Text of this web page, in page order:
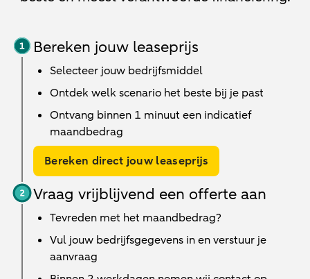
Bereken jouw leaseprijs
Selecteer jouw bedrijfsmiddel
Ontdek welk scenario het beste bij je past
Ontvang binnen 1 minuut een indicatief
maandbedrag
Bereken direct jouw leaseprijs
Vraag vrijblijvend een offerte aan
Tevreden met het maandbedrag?
Vul jouw bedrijfsgegevens in en verstuur je
aanvraag